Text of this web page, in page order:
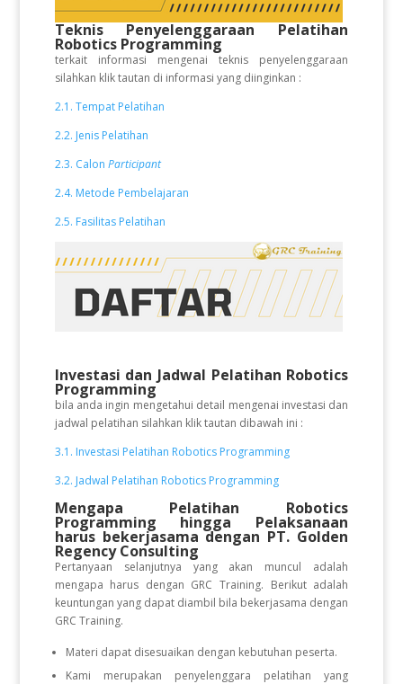
Teknis Penyelenggaraan Pelatihan
Robotics Programming
terkait informasi mengenai teknis penyelenggaraan
silahkan klik tautan di informasi yang diinginkan :
2.1. Tempat Pelatihan
2.2. Jenis Pelatihan
2.3. Calon Participant
2.4. Metode Pembelajaran
2.5. Fasilitas Pelatihan
Investasi dan Jadwal Pelatihan Robotics
Programming
bila anda ingin mengetahui detail mengenai investasi dan
jadwal pelatihan silahkan klik tautan dibawah ini :
3.1. Investasi Pelatihan Robotics Programming
3.2. Jadwal Pelatihan Robotics Programming
Mengapa Pelatihan Robotics
Programming hingga Pelaksanaan
harus bekerjasama dengan PT. Golden
Regency Consulting
Pertanyaan selanjutnya yang akan muncul adalah
mengapa harus dengan GRC Training. Berikut adalah
keuntungan yang dapat diambil bila bekerjasama dengan
GRC Training.
Materi dapat disesuaikan dengan kebutuhan peserta.
Kami merupakan penyelenggara pelatihan yang